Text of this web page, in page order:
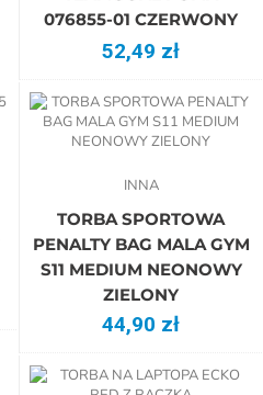
076855-01 CZERWONY
52,49 zł
INNA
TORBA SPORTOWA
PENALTY BAG MALA GYM
S11 MEDIUM NEONOWY
ZIELONY
44,90 zł